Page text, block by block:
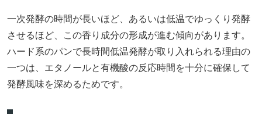
一次発酵の時間が長いほど、あるいは低温でゆっくり発酵
させるほど、この香り成分の形成が進む傾向があります。
ハード系のパンで長時間低温発酵が取り入れられる理由の
一つは、エタノールと有機酸の反応時間を十分に確保して
発酵風味を深めるためです。